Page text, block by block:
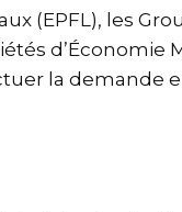
(EPFL), les
d’Économie
la demande